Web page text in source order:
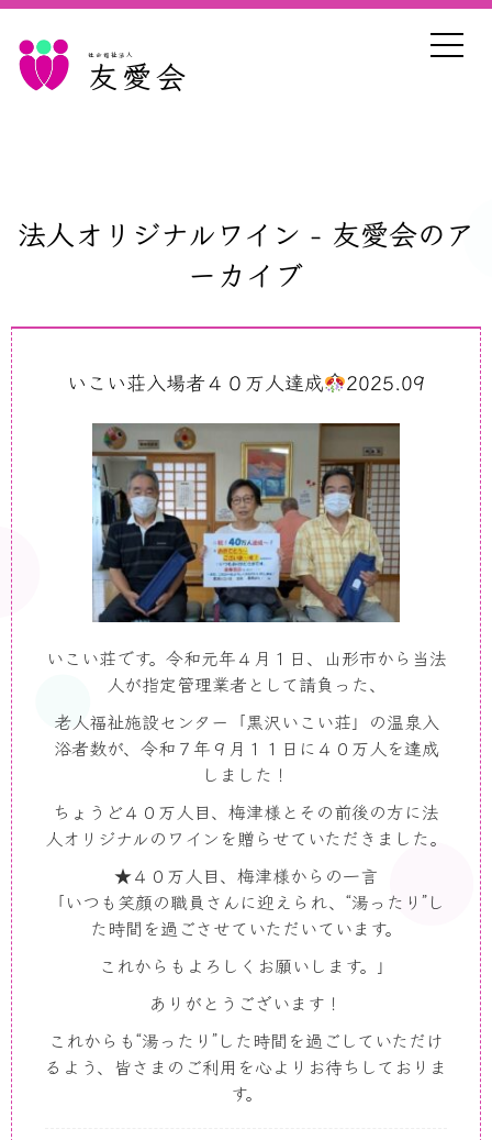
社会福祉法人
友愛会
法人オリジナルワイン - 友愛会のア
ーカイブ
いこい荘入場者４０万人達成 2025.09
いこい荘です。令和元年４月１日、山形市から当法
人が指定管理業者として請負った、
老人福祉施設センター「黒沢いこい荘」の温泉入
浴者数が、令和７年９月１１日に４０万人を達成
しました！
ちょうど４０万人目、梅津様とその前後の方に法
人オリジナルのワインを贈らせていただきました。
★４０万人目、梅津様からの一言
「いつも笑顔の職員さんに迎えられ、“湯ったり”し
た時間を過ごさせていただいています。
これからもよろしくお願いします。」
ありがとうございます！
これからも“湯ったり”した時間を過ごしていただけ
るよう、皆さまのご利用を心よりお待ちしておりま
す。